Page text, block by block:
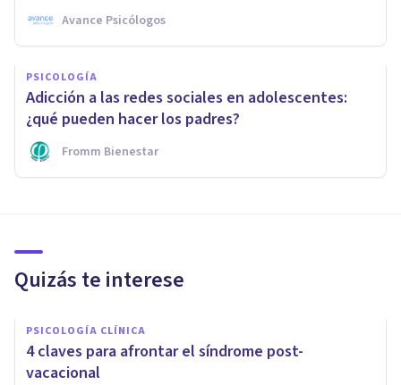
Avance Psicólogos
PSICOLOGÍA
Adicción a las redes sociales en adolescentes:
¿qué pueden hacer los padres?
Fromm Bienestar
Quizás te interese
PSICOLOGÍA CLÍNICA
4 claves para afrontar el síndrome post-
vacacional